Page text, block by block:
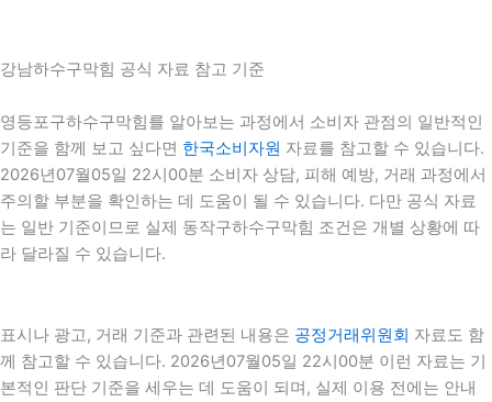
강남하수구막힘 공식 자료 참고 기준
영등포구하수구막힘를 알아보는 과정에서 소비자 관점의 일반적인
기준을 함께 보고 싶다면 한국소비자원 자료를 참고할 수 있습니다.
2026년07월05일 22시00분 소비자 상담, 피해 예방, 거래 과정에서
주의할 부분을 확인하는 데 도움이 될 수 있습니다. 다만 공식 자료
는 일반 기준이므로 실제 동작구하수구막힘 조건은 개별 상황에 따
라 달라질 수 있습니다.
표시나 광고, 거래 기준과 관련된 내용은 공정거래위원회 자료도 함
께 참고할 수 있습니다. 2026년07월05일 22시00분 이런 자료는 기
본적인 판단 기준을 세우는 데 도움이 되며, 실제 이용 전에는 안내